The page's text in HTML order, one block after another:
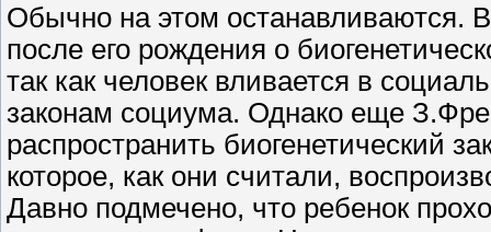
Обычно на этом останавливаются.
после его рождения о
так как человек вливается в
законам социума. Однако еще
распространить биогенетический
которое, как они считали,
Давно подмечено, что ребенок